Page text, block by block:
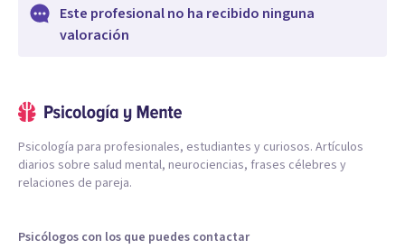
Este profesional no ha recibido ninguna
valoración
Psicología para profesionales, estudiantes y curiosos. Artículos
diarios sobre salud mental, neurociencias, frases célebres y
relaciones de pareja.
Psicólogos con los que puedes contactar